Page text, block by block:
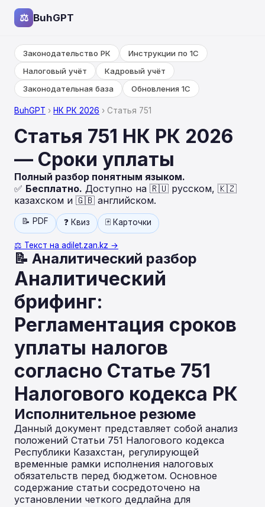
⚖ BuhGPT
Законодательство РК
Инструкции по 1С
Налоговый учёт
Кадровый учёт
Законодательная база
Обновления 1С
BuhGPT › НК РК 2026 › Статья 751
Статья 751 НК РК 2026
— Сроки уплаты
Полный разбор понятным языком.
✅ Бесплатно. Доступно на 🇷🇺 русском, 🇰🇿
казахском и 🇬🇧 английском.
📝 PDF ❓ Квиз 🃏 Карточки
⚖️ Текст на adilet.zan.kz →
📝 Аналитический разбор
Аналитический
брифинг:
Регламентация сроков
уплаты налогов
согласно Статье 751
Налогового кодекса РК
Исполнительное резюме
Данный документ представляет собой анализ
положений Статьи 751 Налогового кодекса
Республики Казахстан, регулирующей
временные рамки исполнения налоговых
обязательств перед бюджетом. Основное
содержание статьи сосредоточено на
установлении четкого дедлайна для